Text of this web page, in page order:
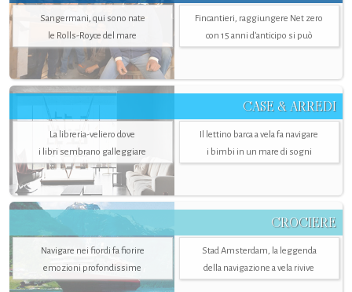
Sangermani, qui sono nate
le Rolls-Royce del mare
Fincantieri, raggiungere Net zero
con 15 anni d'anticipo si può
CASE & ARREDI
La libreria-veliero dove
i libri sembrano galleggiare
Il lettino barca a vela fa navigare
i bimbi in un mare di sogni
CROCIERE
Navigare nei fiordi fa fiorire
emozioni profondissime
Stad Amsterdam, la leggenda
della navigazione a vela rivive